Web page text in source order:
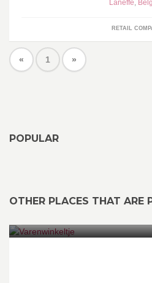
Laneffe,
RETAIL
« 1 »
POPULAR
OTHER PLACES THAT ARE